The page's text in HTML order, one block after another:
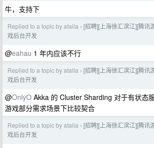
牛，支持下
Replied to a topic by atalia › [招聘][上海徐汇滨江][腾讯
戏后台开发
@eahau 1 年内应该不行
Replied to a topic by atalia › [招聘][上海徐汇滨江][腾讯
戏后台开发
@OnlyO Akka 的 Cluster Sharding 对于有状态
游戏部分需求场景下比较契合
Replied to a topic by atalia › [招聘][上海徐汇滨江][腾讯
戏后台开发